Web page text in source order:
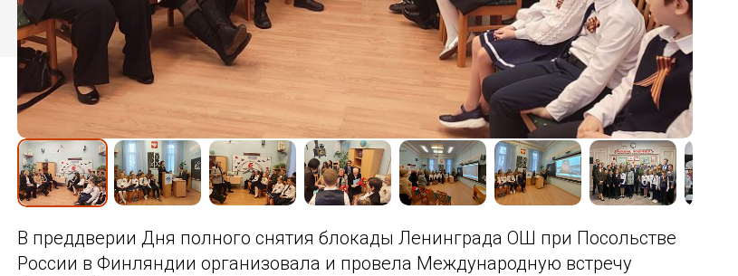
Сборник работ победителей
Всероссийского конкурса
«Школьный музей – взгляд в
будущее»
Проект «Интерактивное музейно-
образовательное пространство
школьных музеев Москвы»
В преддверии Дня полного снятия блокады Ленинграда ОШ при Посольстве
России в Финляндии организовала и провела Международную встречу